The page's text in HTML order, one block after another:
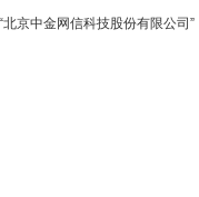
北京中金网信科技股份有限公司